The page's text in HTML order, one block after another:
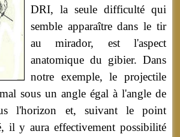
DRI, la seule difficulté qui
semble apparaître dans le tir
au mirador, est l'aspect
anatomique du gibier. Dans
notre exemple, le projectile
sous un angle égal à l'angle de
l'horizon et, suivant le point
il y aura effectivement possibilité